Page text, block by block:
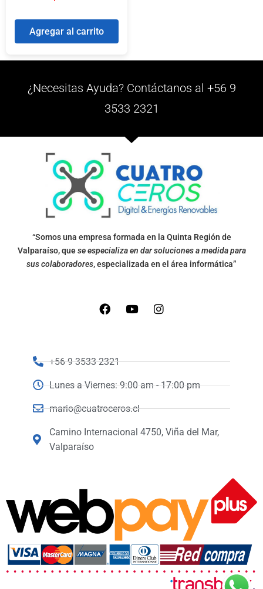
Agregar al carrito
¿Necesitas Ayuda? Contáctanos al +56 9
3533 2321
“Somos una empresa formada en la Quinta Región de
Valparaíso, quese especializa en dar soluciones a medida para
sus colaboradores, especializada en el área informática”
+56 9 3533 2321
Lunes a Viernes: 9:00 am - 17:00 pm
mario@cuatroceros.cl
Camino Internacional 4750, Viña del Mar,
Valparaíso